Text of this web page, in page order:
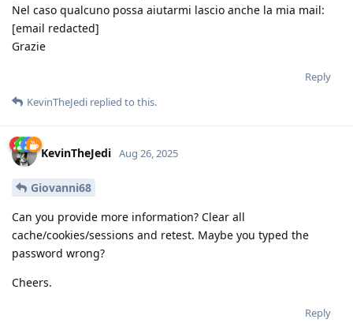
Nel caso qualcuno possa aiutarmi lascio anche la mia mail:
[email redacted]
Grazie
Reply
KevinTheJedi replied to this.
KevinTheJedi Aug 26, 2025
Giovanni68
Can you provide more information? Clear all
cache/cookies/sessions and retest. Maybe you typed the
password wrong?
Cheers.
Reply